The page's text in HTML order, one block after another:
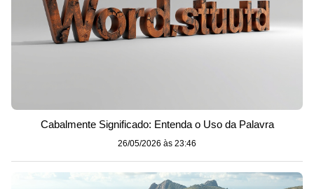
Cabalmente Significado: Entenda o Uso da Palavra
26/05/2026 às 23:46